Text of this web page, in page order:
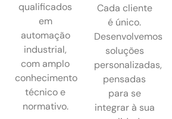
qualificados
em
automação
industrial,
com amplo
conhecimento
técnico e
normativo.
Cada cliente
é único.
Desenvolvemos
soluções
personalizadas,
pensadas
para se
integrar à sua